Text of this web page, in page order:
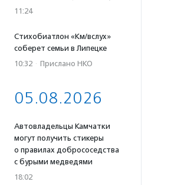
11:24
Стихобиатлон «Км/вслух»
соберет семьи в Липецке
10:32 · Прислано НКО
05.08.2026
Автовладельцы Камчатки
могут получить стикеры
о правилах добрососедства
с бурыми медведями
18:02